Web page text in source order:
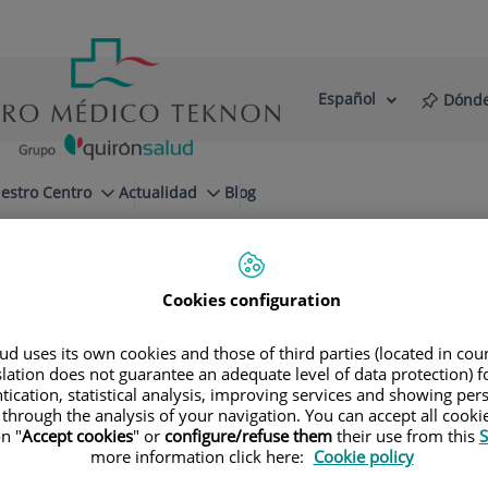
Selector
Idioma
Español
Centro Actualidad Blog
Especialidades
tu próxima cita con nuestros mejores
Cookies configuration
uses its own cookies and those of third parties (located in
does not guarantee an adequate level of data protection)
statistical analysis, improving services and showing
the analysis of your navigation. You can accept all
"Accept cookies" or configure/refuse themtheir use from this
more information click here: Cookie policy